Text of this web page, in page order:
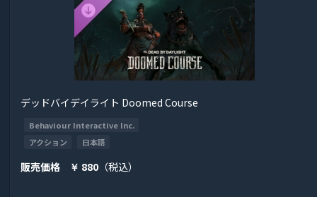
デッドバイデイライト Doomed Course
Behaviour Interactive Inc.
アクション
日本語
販売価格 ￥ 880 （税込）